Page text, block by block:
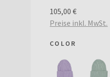
105,00 €
Preise inkl. MwSt.
COLOR